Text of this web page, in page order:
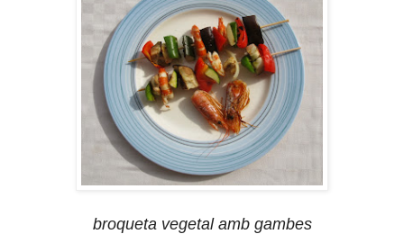
broqueta vegetal amb gambes